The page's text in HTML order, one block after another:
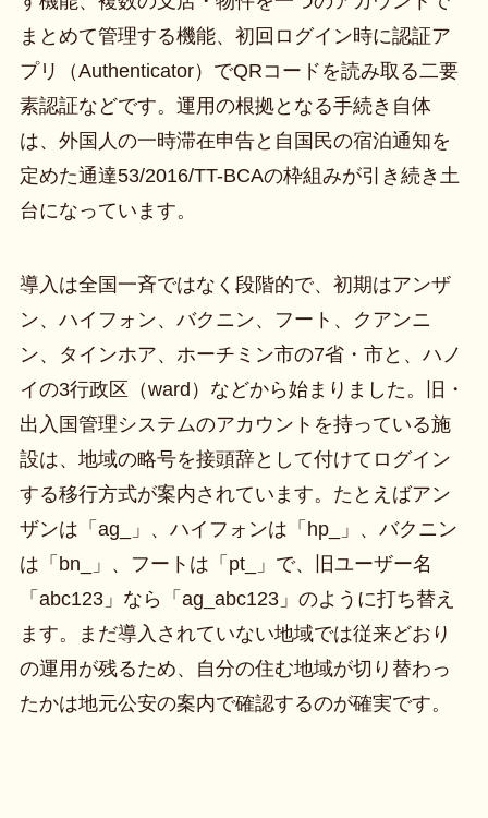
まとめて管理する機能、初回ログイン時に認証ア
プリ（Authenticator）でQRコードを読み取る二要
素認証などです。運用の根拠となる手続き自体
は、外国人の一時滞在申告と自国民の宿泊通知を
定めた通達53/2016/TT-BCAの枠組みが引き続き土
台になっています。
導入は全国一斉ではなく段階的で、初期はアンザ
ン、ハイフォン、バクニン、フート、クアンニ
ン、タインホア、ホーチミン市の7省・市と、ハノ
イの3行政区（ward）などから始まりました。旧・
出入国管理システムのアカウントを持っている施
設は、地域の略号を接頭辞として付けてログイン
する移行方式が案内されています。たとえばアン
ザンは「ag_」、ハイフォンは「hp_」、バクニン
は「bn_」、フートは「pt_」で、旧ユーザー名
「abc123」なら「ag_abc123」のように打ち替え
ます。まだ導入されていない地域では従来どおり
の運用が残るため、自分の住む地域が切り替わっ
たかは地元公安の案内で確認するのが確実です。